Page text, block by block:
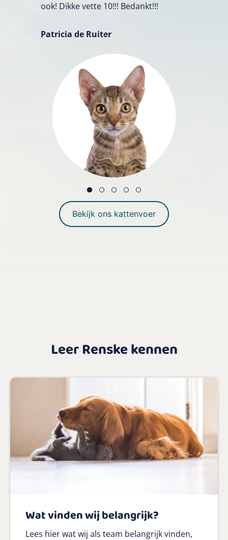
ook! Dikke vette 10!!! Bedankt!!!
Patricia de Ruiter
Bekijk ons kattenvoer
Leer Renske kennen
Wat vinden wij belangrijk?
Lees hier wat wij als team belangrijk vinden,